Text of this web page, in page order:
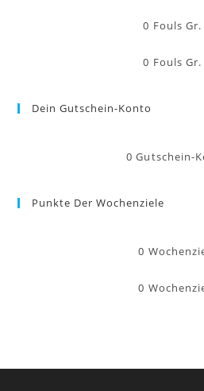
0 Fouls Gr.
0 Fouls Gr.
Dein Gutschein-Konto
0 Gutschein-
Punkte Der Wochenziele
0
0